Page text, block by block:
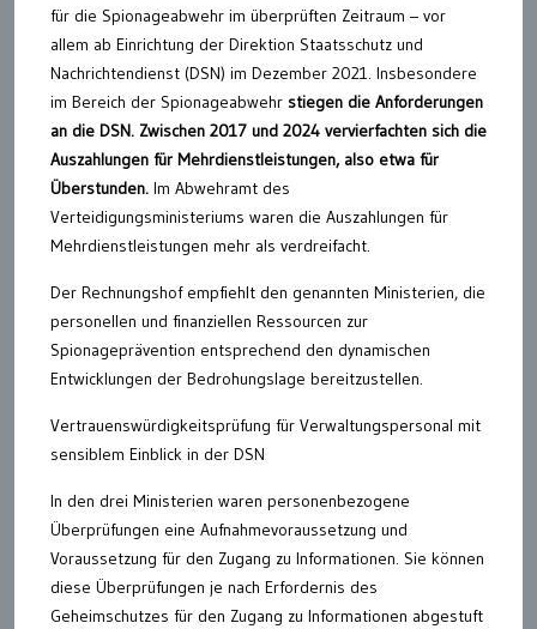
für die Spionageabwehr im überprüften Zeitraum – vor
allem ab Einrichtung der Direktion Staatsschutz und
Nachrichtendienst (DSN) im Dezember 2021. Insbesondere
im Bereich der Spionageabwehr stiegen die Anforderungen
an die DSN. Zwischen 2017 und 2024 vervierfachten sich die
Auszahlungen für Mehrdienstleistungen, also etwa für
Überstunden. Im Abwehramt des
Verteidigungsministeriums waren die Auszahlungen für
Mehrdienstleistungen mehr als verdreifacht.
Der Rechnungshof empfiehlt den genannten Ministerien, die
personellen und finanziellen Ressourcen zur
Spionageprävention entsprechend den dynamischen
Entwicklungen der Bedrohungslage bereitzustellen.
Vertrauenswürdigkeitsprüfung für Verwaltungspersonal mit
sensiblem Einblick in der DSN
In den drei Ministerien waren personenbezogene
Überprüfungen eine Aufnahmevoraussetzung und
Voraussetzung für den Zugang zu Informationen. Sie können
diese Überprüfungen je nach Erfordernis des
Geheimschutzes für den Zugang zu Informationen abgestuft